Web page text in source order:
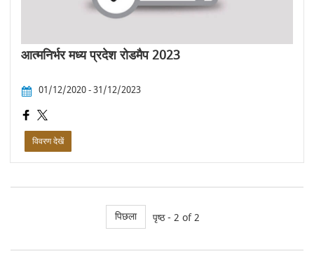
आत्मनिर्भर मध्य प्रदेश रोडमैप 2023
01/12/2020 - 31/12/2023
विवरण देखें
पिछला पृष्ठ - 2 of 2